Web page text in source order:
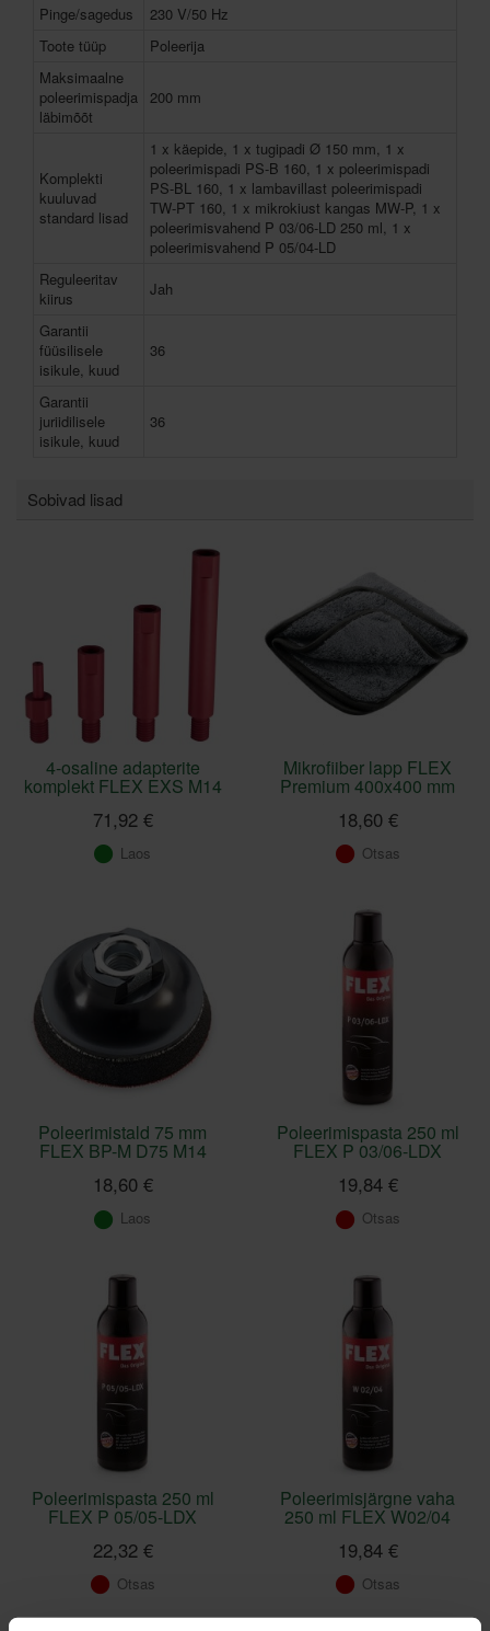
Pinge/sagedus
230 V/50 Hz
Toote tüüp
Poleerija
Maksimaalne
poleerimispadja
läbimõõt
200 mm
Komplekti
kuuluvad
standard lisad
1 x käepide, 1 x tugipadi Ø 150 mm, 1 x
poleerimispadi PS-B 160, 1 x poleerimispadi
PS-BL 160, 1 x lambavillast poleerimispadi
TW-PT 160, 1 x mikrokiust kangas MW-P, 1 x
poleerimisvahend P 03/06-LD 250 ml, 1 x
poleerimisvahend P 05/04-LD
Reguleeritav
kiirus
Jah
Garantii
füüsilisele
isikule, kuud
36
Garantii
juriidilisele
isikule, kuud
36
Sobivad lisad
4-osaline adapterite
komplekt FLEX EXS M14
71,92 €
Laos
Mikrofiiber lapp FLEX
Premium 400x400 mm
18,60 €
Otsas
Poleerimistald 75 mm
FLEX BP-M D75 M14
18,60 €
Laos
Poleerimispasta 250 ml
FLEX P 03/06-LDX
19,84 €
Otsas
Poleerimispasta 250 ml
FLEX P 05/05-LDX
22,32 €
Otsas
Poleerimisjärgne vaha
250 ml FLEX W02/04
19,84 €
Otsas